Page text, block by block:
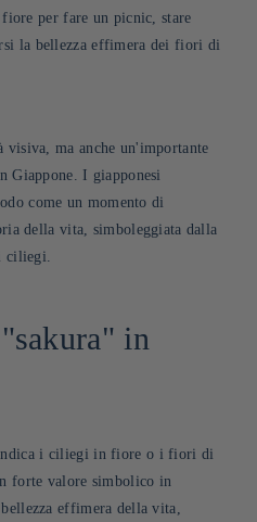
per fare un picnic, stare
la bellezza effimera dei fiori di
ma anche un'importante
Giappone. I giapponesi
come un momento di
della vita, simboleggiata dalla
ciliegi.
in
i ciliegi in fiore o i fiori di
forte valore simbolico in
effimera della vita,